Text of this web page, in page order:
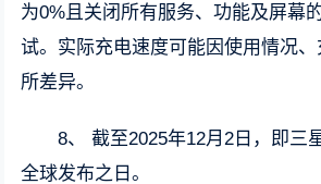
为0%且关闭所有服务、功能及屏幕
试。实际充电速度可能因使用情况
所差异。
8、 截至2025年12月2日，即三
全球发布之日。